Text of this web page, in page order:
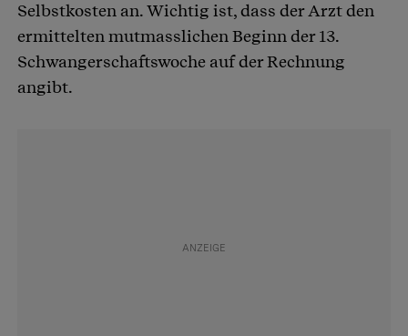
Selbstkosten an. Wichtig ist, dass der Arzt den
ermittelten mutmasslichen Beginn der 13.
Schwangerschaftswoche auf der Rechnung
angibt.